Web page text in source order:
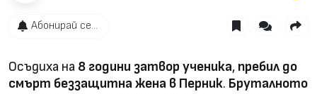
Абонирай се...
Осъдиха на 8 години затвор ученика,пребил до
смърт беззащитна жена в Перник. Бруталното